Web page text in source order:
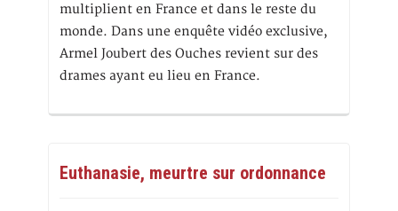
multiplient en France et dans le reste du
monde. Dans une enquête vidéo exclusive,
Armel Joubert des Ouches revient sur des
drames ayant eu lieu en France.
Euthanasie, meurtre sur ordonnance